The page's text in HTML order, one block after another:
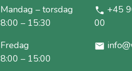
Mandag – torsdag
8:00 – 15:30
Fredag
8:00 – 15:00
+45
00